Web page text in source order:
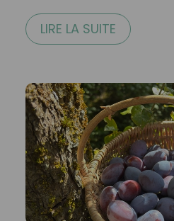
LIRE LA SUITE